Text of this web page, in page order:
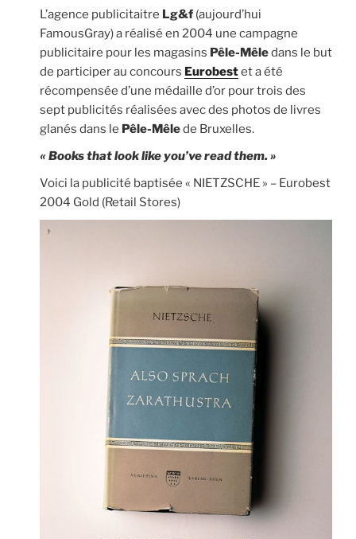
L’agence publicitaitre Lg&f (aujourd’hui
FamousGray) a réalisé en 2004 une campagne
publicitaire pour les magasins Pêle-Mêledans le but
de participer au concours Eurobestet a été
récompensée d’une médaille d’or pour trois des
sept publicités réalisées avec des photos de livres
glanés dans le Pêle-Mêlede Bruxelles.
« Books that look like you’ve read them. »
Voici la publicité baptisée « NIETZSCHE » – Eurobest
2004 Gold (Retail Stores)